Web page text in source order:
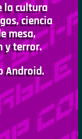
la cultura
ciencia
mesa,
y terror.
Android.